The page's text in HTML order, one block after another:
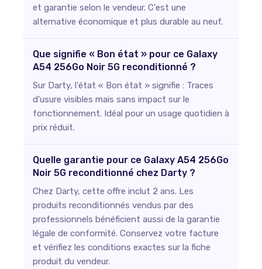
et garantie selon le vendeur. C'est une
alternative économique et plus durable au neuf.
Que signifie « Bon état » pour ce Galaxy
A54 256Go Noir 5G reconditionné ?
Sur Darty, l'état « Bon état » signifie : Traces
d'usure visibles mais sans impact sur le
fonctionnement. Idéal pour un usage quotidien à
prix réduit.
Quelle garantie pour ce Galaxy A54 256Go
Noir 5G reconditionné chez Darty ?
Chez Darty, cette offre inclut 2 ans. Les
produits reconditionnés vendus par des
professionnels bénéficient aussi de la garantie
légale de conformité. Conservez votre facture
et vérifiez les conditions exactes sur la fiche
produit du vendeur.